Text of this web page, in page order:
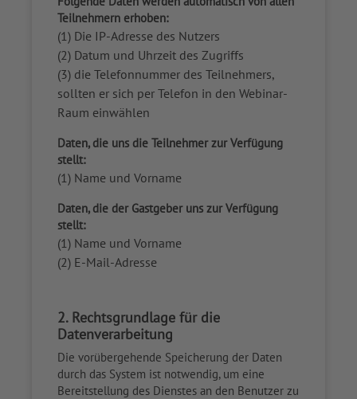
Teilnehmern erhoben:
(1) Die IP-Adresse des Nutzers
(2) Datum und Uhrzeit des Zugriffs
(3) die Telefonnummer des Teilnehmers,
sollten er sich per Telefon in den Webinar-
Raum einwählen
Daten, die uns die Teilnehmer zur Verfügung
stellt:
(1) Name und Vorname
Daten, die der Gastgeber uns zur Verfügung
stellt:
(1) Name und Vorname
(2) E-Mail-Adresse
2. Rechtsgrundlage für die
Datenverarbeitung
Die vorübergehende Speicherung der Daten
durch das System ist notwendig, um eine
Bereitstellung des Dienstes an den Benutzer zu